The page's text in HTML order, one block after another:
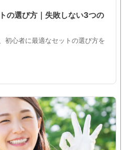
の選び方｜失敗しない3つの
初心者に最適なセットの選び方を